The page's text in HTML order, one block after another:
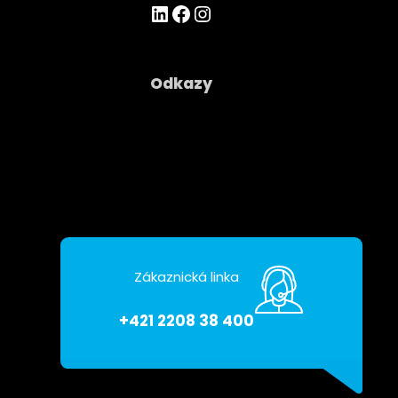
https://www.linkedin.com/company/asseco-ce-cloud/ Facebook Instagram
Odkazy
Zákaznická linka
+421 2208 38 400